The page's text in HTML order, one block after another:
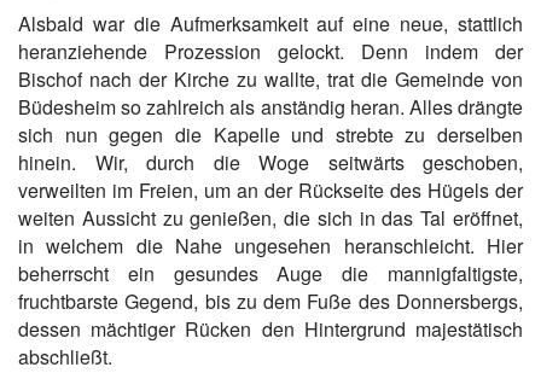
Alsbald war die Aufmerksamkeit auf eine neue, stattlich
heranziehende Prozession gelockt. Denn indem der
Bischof nach der Kirche zu wallte, trat die Gemeinde von
Büdesheim so zahlreich als anständig heran. Alles drängte
sich nun gegen die Kapelle und strebte zu derselben
hinein. Wir, durch die Woge seitwärts geschoben,
verweilten im Freien, um an der Rückseite des Hügels der
weiten Aussicht zu genießen, die sich in das Tal eröffnet,
in welchem die Nahe ungesehen heranschleicht. Hier
beherrscht ein gesundes Auge die mannigfaltigste,
fruchtbarste Gegend, bis zu dem Fuße des Donnersbergs,
dessen mächtiger Rücken den Hintergrund majestätisch
abschließt.